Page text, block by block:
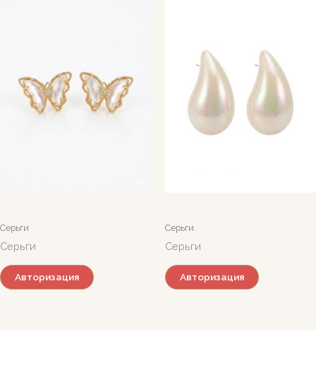
Серьги
Серьги
Авторизация
Серьги
Серьги
Авторизация